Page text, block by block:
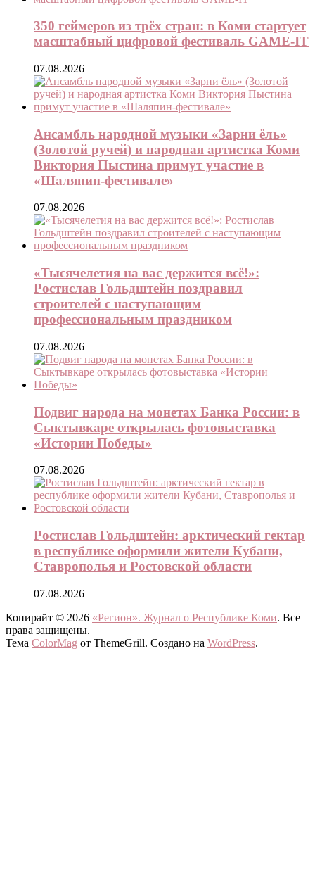
350 геймеров из трёх стран: в Коми стартует
масштабный цифровой фестиваль GAME-IT
07.08.2026
Ансамбль народной музыки «Зарни ёль»
(Золотой ручей) и народная артистка Коми
Виктория Пыстина примут участие в
«Шаляпин-фестивале»
07.08.2026
«Тысячелетия на вас держится всё!»:
Ростислав Гольдштейн поздравил
строителей с наступающим
профессиональным праздником
07.08.2026
Подвиг народа на монетах Банка России: в
Сыктывкаре открылась фотовыставка
«Истории Победы»
07.08.2026
Ростислав Гольдштейн: арктический гектар
в республике оформили жители Кубани,
Ставрополья и Ростовской области
07.08.2026
Копирайт © 2026 «Регион». Журнал о Республике Коми. Все
права защищены.
Тема ColorMag от ThemeGrill. Создано на WordPress.